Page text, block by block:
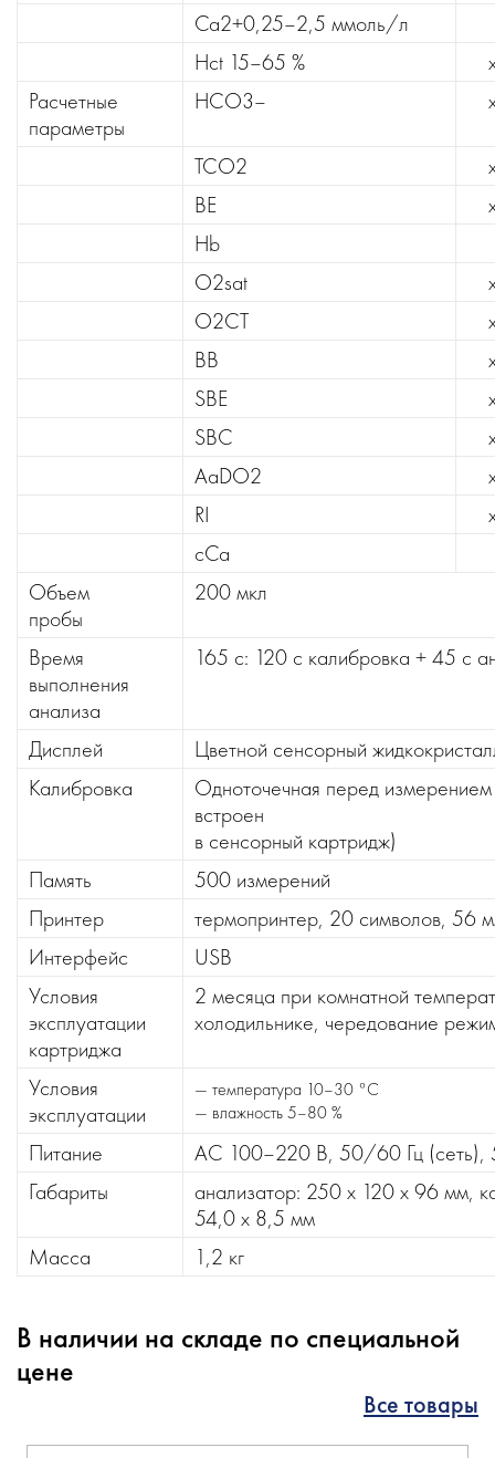
Ca2+0,25–2,5 ммоль/л
Hct 15–65 %
Расчетные
параметры
HCO3–
TCO2
BE
Hb
O2sat
O2CT
BB
SBE
SBC
AaDO2
RI
cCa
Объем
пробы
200 мкл
Время
выполнения
анализа
165 с: 120 с калибровка + 45 с
Дисплей
Цветной сенсорный
Калибровка
Одноточечная перед
встроен
в сенсорный картридж)
Память
500 измерений
Принтер
термопринтер, 20 символов, 56
Интерфейс
USB
Условия
эксплуатации
картриджа
2 месяца при комнатной
холодильнике, чередование
Условия
эксплуатации
— температура 10–30 °С
— влажность 5–80 %
Питание
AC 100–220 В, 50/60 Гц (сеть),
Габариты
анализатор: 250 х 120 х 96 мм,
54,0 х 8,5 мм
Масса
1,2 кг
В наличии на складе по специальной
цене
Все товары